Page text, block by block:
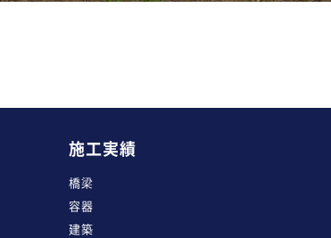
施工実績
橋梁
容器
建築